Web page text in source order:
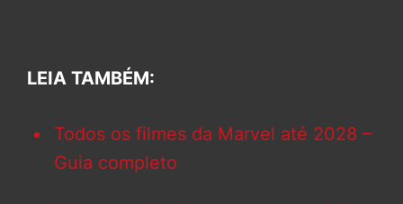
LEIA TAMBÉM:
Todos os filmes da Marvel até 2028 –
Guia completo